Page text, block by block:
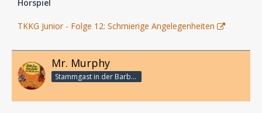
Hörspiel
TKKG Junior - Folge 12: Schmierige Angelegenheiten
Mr. Murphy
Stammgast in der Barbarabar